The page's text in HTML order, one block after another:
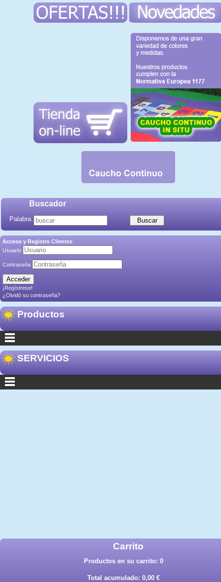
Buscador
Palabra
Acceso y Registro Clientes
Usuario
Contraseña
¡Regístrese!
¿Olvidó su contraseña?
Productos
SERVICIOS
Carrito
Productos en su carrito: 0
Total acumulado: 0,00 €